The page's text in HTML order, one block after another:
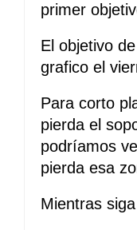
primer
El objetivo
grafico el
Para corto
pierda el
podríamos
pierda esa
Mientras